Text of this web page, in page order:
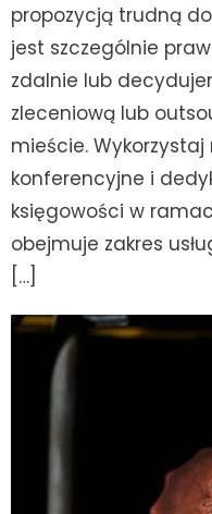
propozycją trudną
jest szczególnie
zdalnie lub
zleceniową lub
mieście.
konferencyjne i
księgowości w
obejmuje zakres
[…]